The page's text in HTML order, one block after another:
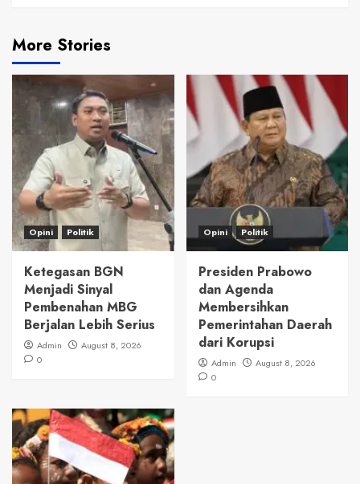
More Stories
Opini Politik
Ketegasan BGN
Menjadi Sinyal
Pembenahan MBG
Berjalan Lebih Serius
Admin
August 8, 2026
0
Opini Politik
Presiden Prabowo
dan Agenda
Membersihkan
Pemerintahan Daerah
dari Korupsi
Admin
August 8, 2026
0